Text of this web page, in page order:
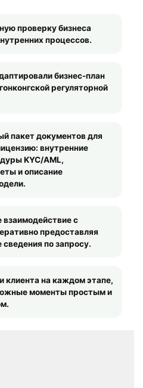
проверку бизнеса
процессов.
бизнес-план
регуляторной
пакет документов для
внутренние
KYC/AML,
и описание
взаимодействие с
предоставляя
по запросу.
клиента на каждом этапе,
моменты простым и